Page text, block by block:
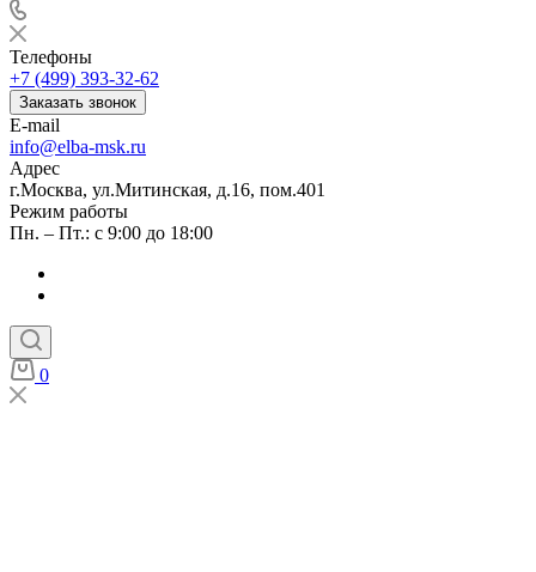
Телефоны
+7 (499) 393-32-62
Заказать звонок
E-mail
info@elba-msk.ru
Адрес
г.Москва, ул.Митинская, д.16, пом.401
Режим работы
Пн. – Пт.: с 9:00 до 18:00
0